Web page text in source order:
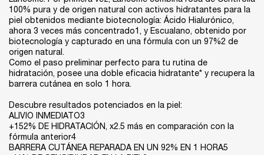
100% pura y de origen natural con activos hidratantes para la
piel obtenidos mediante biotecnología: Ácido Hialurónico,
ahora 3 veces más concentrado1, y Escualano, obtenido por
biotecnología y capturado en una fórmula con un 97%2 de
origen natural.​
Como el paso preliminar perfecto para tu rutina de
hidratación, posee una doble eficacia hidratante* y recupera la
barrera cutánea en solo 1 hora.
Descubre resultados potenciados en la piel:​
ALIVIO INMEDIATO3​
+152% DE HIDRATACIÓN, x2.5 más en comparación con la
fórmula anterior4​
BARRERA CUTÁNEA REPARADA EN UN 92% EN 1 HORA5